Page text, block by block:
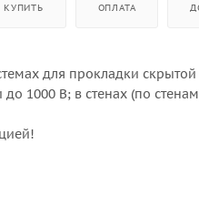
КУПИТЬ ОПЛАТА
для прокладки
1000 В; в стенах (по